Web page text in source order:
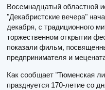
Восемнадцатый областной
"Декабристские вечера"
декабря, с традиционного
торжественном открытии
показали фильм,
предпринимателя и
Как сообщает "Тюмeнская
празднуется 170-летие со